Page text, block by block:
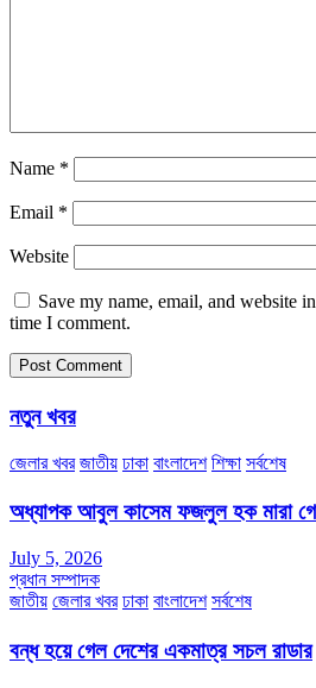
Name *
Email *
Website
Save my name, email, and website
time I comment.
নতুন খবর
জেলার খবর জাতীয় ঢাকা বাংলাদেশ শিক্ষা সর্বশেষ
অধ্যাপক আবুল কাসেম ফজলুল হক মারা
July 5, 2026
প্রধান সম্পাদক
জাতীয় জেলার খবর ঢাকা বাংলাদেশ সর্বশেষ
বন্ধ হয়ে গেল দেশের একমাত্র সচল রাডার